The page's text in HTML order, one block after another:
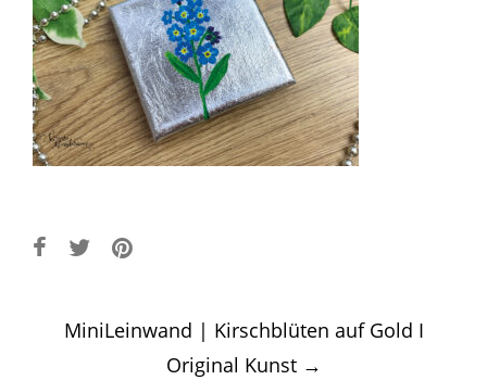
Post
navigation
MiniLeinwand | Kirschblüten auf Gold I
Original Kunst →